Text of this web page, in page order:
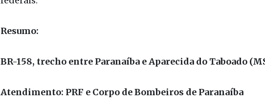
e reforça a necessidade do cumprimento rigoroso das normas
federais.
Resumo: